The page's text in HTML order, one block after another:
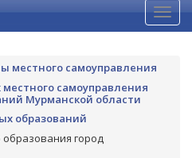
местного самоуправления
самоуправления
Мурманской области
образований
город